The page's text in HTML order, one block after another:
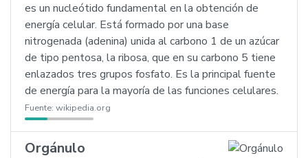
es un nucleótido fundamental en la obtención de
energía celular. Está formado por una base
nitrogenada (adenina) unida al carbono 1 de un azúcar
de tipo pentosa, la ribosa, que en su carbono 5 tiene
enlazados tres grupos fosfato. Es la principal fuente
de energía para la mayoría de las funciones celulares.
Fuente: wikipedia.org
Orgánulo